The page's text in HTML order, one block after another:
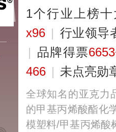
1个行业上榜
x96 | 行业领导
| 品牌得票
466 | 未点亮勋
全球知名的亚克力
的甲基丙烯酸酯化
模塑料/甲基丙烯酸